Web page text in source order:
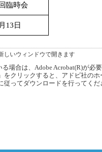
臨時会
13日
しいウィンドウで開きます
場合は、Adobe Acrobat(R)が必要
クリックすると、アドビ社のホ
ってダウンロードを行ってくだ